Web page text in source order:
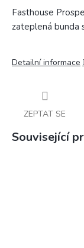
Fasthouse
zateplená bunda
Detailní informace
ZEPTAT SE
Související